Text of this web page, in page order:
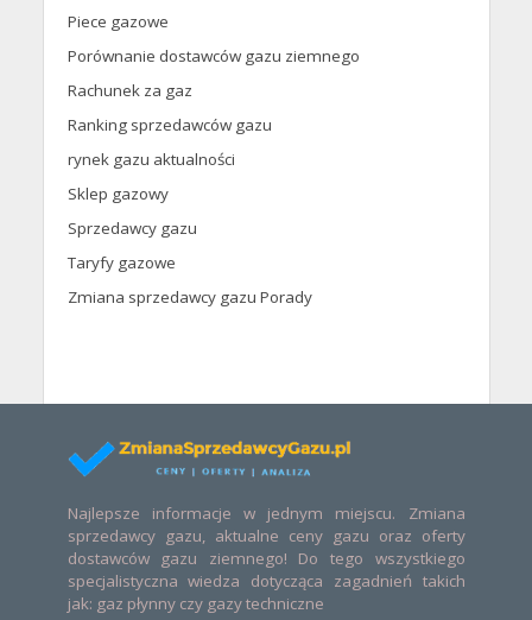
Piece gazowe
Porównanie dostawców gazu ziemnego
Rachunek za gaz
Ranking sprzedawców gazu
rynek gazu aktualności
Sklep gazowy
Sprzedawcy gazu
Taryfy gazowe
Zmiana sprzedawcy gazu Porady
Najlepsze informacje w jednym miejscu. Zmiana
sprzedawcy gazu, aktualne ceny gazu oraz oferty
dostawców gazu ziemnego! Do tego wszystkiego
specjalistyczna wiedza dotycząca zagadnień takich
jak: gaz płynny czy gazy techniczne